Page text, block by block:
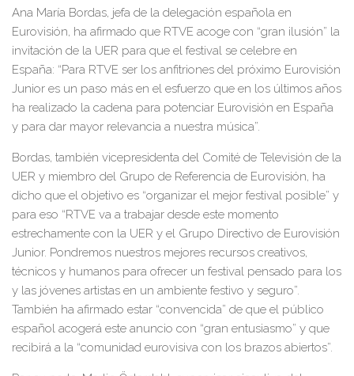
Ana María Bordas, jefa de la delegación española en
Eurovisión, ha afirmado que RTVE acoge con “gran ilusión” la
invitación de la UER para que el festival se celebre en
España: “Para RTVE ser los anfitriones del próximo Eurovisión
Junior es un paso más en el esfuerzo que en los últimos años
ha realizado la cadena para potenciar Eurovisión en España
y para dar mayor relevancia a nuestra música”.
Bordas, también vicepresidenta del Comité de Televisión de la
UER y miembro del Grupo de Referencia de Eurovisión, ha
dicho que el objetivo es “organizar el mejor festival posible” y
para eso “RTVE va a trabajar desde este momento
estrechamente con la UER y el Grupo Directivo de Eurovisión
Junior. Pondremos nuestros mejores recursos creativos,
técnicos y humanos para ofrecer un festival pensado para los
y las jóvenes artistas en un ambiente festivo y seguro”.
También ha afirmado estar “convencida” de que el público
español acogerá este anuncio con “gran entusiasmo” y que
recibirá a la “comunidad eurovisiva con los brazos abiertos”.